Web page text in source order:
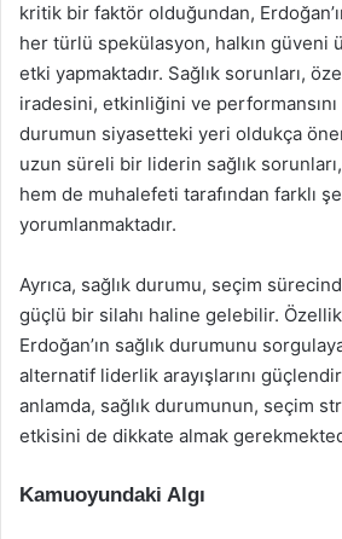
kritik bir faktör olduğundan,
her türlü spekülasyon, halkın güveni
etki yapmaktadır. Sağlık sorunları,
iradesini, etkinliğini ve performansını
durumun siyasetteki yeri oldukça
uzun süreli bir liderin sağlık
hem de muhalefeti tarafından farklı
yorumlanmaktadır.
Ayrıca, sağlık durumu, seçim
güçlü bir silahı haline gelebilir.
Erdoğan’ın sağlık durumunu
alternatif liderlik arayışlarını
anlamda, sağlık durumunun, seçim
etkisini de dikkate almak
Kamuoyundaki Algı